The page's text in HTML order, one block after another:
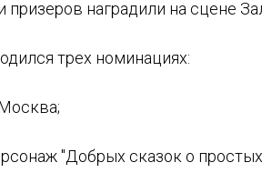
призеров наградили на сцене
трех номинациях:
"Добрых сказок о